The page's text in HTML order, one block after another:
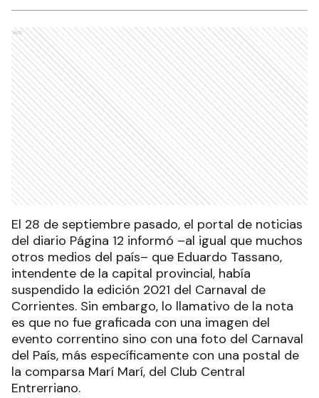
Ads
El 28 de septiembre pasado, el portal de noticias
del diario Página 12 informó –al igual que muchos
otros medios del país– que Eduardo Tassano,
intendente de la capital provincial, había
suspendido la edición 2021 del Carnaval de
Corrientes. Sin embargo, lo llamativo de la nota
es que no fue graficada con una imagen del
evento correntino sino con una foto del Carnaval
del País, más específicamente con una postal de
la comparsa Marí Marí, del Club Central
Entrerriano.